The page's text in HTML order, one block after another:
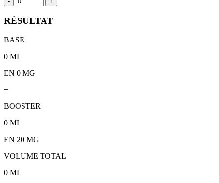
RÉSULTAT
BASE
0 ML
EN 0 MG
+
BOOSTER
0 ML
EN 20 MG
VOLUME TOTAL
0 ML